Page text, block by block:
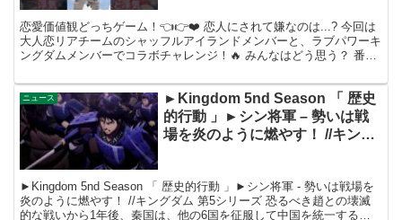
ルアイランド #ラブパワーキング
ダム
恋愛価値観どっちゲーム！👈👉❤️ 恋人にされて嫌なのは...? 今回は
大人恋リアチームのシャッフルアイランドメンバーと、ラブパワーキ
ングダムメンバーでコラボチャレンジ！🔥 みんなはどう思う？ 番組
ニュース
►Kingdom 5nd Season 「 歴史
的行動 」►シン将軍 – 勢いは戦
場を炎のように燃やす！ //キング
►Kingdom 5nd Season 「 歴史的行動 」►シン将軍 - 勢いは戦場を
炎のように燃やす！ //キングダム 第5シリーズ 恐るべき趙との壊滅
的な戦いから1年後、秦国は、他の6国を征服して中国を統一すると